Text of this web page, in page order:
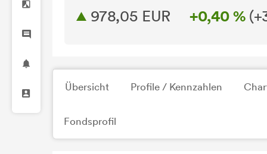
978,05 EUR +0,40 % (
Übersicht Profile / Kennzahlen
Fondsprofil